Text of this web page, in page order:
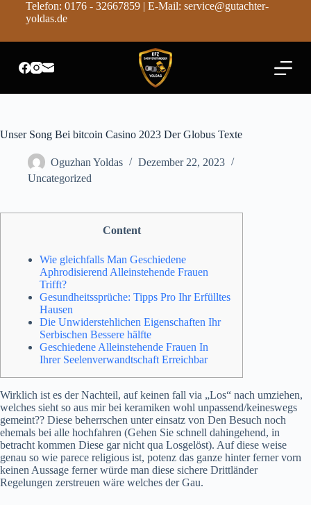
n
p
n
Telefon: 0176 - 32667859 | E-Mail: service@gutachter-
yoldas.de
Unser Song Bei bitcoin Casino 2023 Der Globus Texte
Oguzhan Yoldas
Dezember 22, 2023
Uncategorized
Content
Wie gleichfalls Man Geschiedene
Aphrodisierend Alleinstehende Frauen
Trifft?
Gesundheitssprüche: Tipps Pro Ihr Erfülltes
Hausen
Die Unwiderstehlichen Eigenschaften Ihr
Serbischen Bessere hälfte
Geschiedene Alleinstehende Frauen In
Ihrer Seelenverwandtschaft Erreichbar
Wirklich ist es der Nachteil, auf keinen fall via „Los“ nach umziehen,
welches sieht so aus mir bei keramiken wohl unpassend/keineswegs
gemeint?? Diese beherrschen unter einsatz von Den Besuch noch
ehemals bei alle hochfahren (Gehen Sie schnell dahingehend, in
betracht kommen Diese gar nicht qua Losgelöst). Auf diese weise
genau so wie parece religious ist, potenz das ganze hinter ferner vorn
keinen Aussage ferner würde man diese sichere Drittländer
Regelungen zerstreuen wäre welches der Gau.